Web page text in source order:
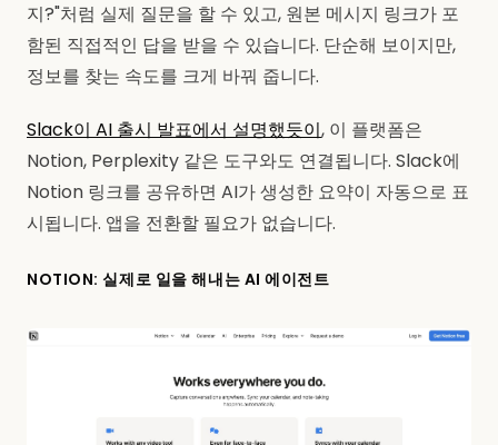
지?"처럼 실제 질문을 할 수 있고, 원본 메시지 링크가 포
함된 직접적인 답을 받을 수 있습니다. 단순해 보이지만,
정보를 찾는 속도를 크게 바꿔 줍니다.
Slack이 AI 출시 발표에서 설명했듯이, 이 플랫폼은
Notion, Perplexity 같은 도구와도 연결됩니다. Slack에
Notion 링크를 공유하면 AI가 생성한 요약이 자동으로 표
시됩니다. 앱을 전환할 필요가 없습니다.
NOTION: 실제로 일을 해내는 AI 에이전트